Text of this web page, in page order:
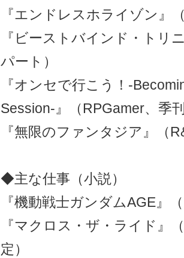
『エンドレスホライゾン』
『ビーストバインド・トリ
パート）
『オンセで行こう！-
Session-』（RPGamer、季
『無限のファンタジア』（
◆主な仕事（小説）
『機動戦士ガンダムAGE』
『マクロス・ザ・ライド』
定）